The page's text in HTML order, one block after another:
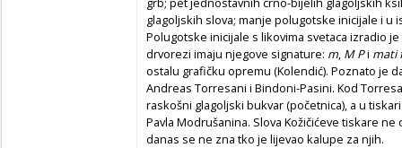
glagoljskih slova; manje polugotske inicijale i u
Polugotske inicijale s likovima svetaca izradio
drvorezi imaju njegove signature: m, M Pi mati
ostalu grafičku opremu (Kolendić). Poznato je
Andreas Torresani i Bindoni-Pasini. Kod
raskošni glagoljski bukvar (početnica), a u
Pavla Modrušanina. Slova Kožičićeve tiskare
danas se ne zna tko je lijevao kalupe za njih.